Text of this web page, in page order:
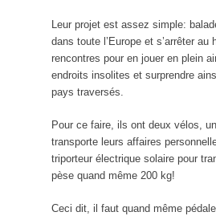
Leur projet est assez simple:
dans toute l’Europe et s’arrêter au
rencontres pour en jouer en plein
endroits insolites et surprendre
pays traversés.
Pour ce faire, ils ont deux vélos,
transporte leurs affaires
triporteur électrique solaire pour
pèse quand même 200 kg!
Ceci dit, il faut quand même